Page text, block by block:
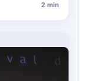
2 min